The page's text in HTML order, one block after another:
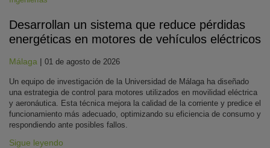
Desarrollan un sistema que reduce pérdidas
energéticas en motores de vehículos eléctricos
Málaga | 01 de agosto de 2026
Un equipo de investigación de la Universidad de Málaga ha diseñado
una estrategia de control para motores utilizados en movilidad eléctrica
y aeronáutica. Esta técnica mejora la calidad de la corriente y predice el
funcionamiento más adecuado, optimizando su eficiencia de consumo y
respondiendo ante posibles fallos.
Sigue leyendo